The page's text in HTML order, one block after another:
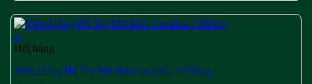
+
Hết hàng
Viên Uống Hỗ Trợ Mỡ Máu Lecithin 1200mg